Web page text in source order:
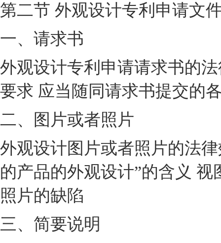
第二节 外观设计专利申请文
一、请求书
外观设计专利申请请求书的
要求 应当随同请求书提交的
二、图片或者照片
外观设计图片或者照片的法
的产品的外观设计”的含义
照片的缺陷
三、简要说明